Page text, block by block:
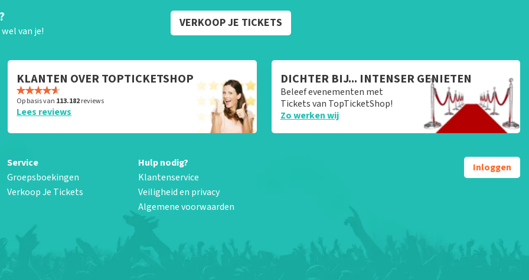
van je!
VERKOOP JE TICKETS
KLANTEN OVER TOPTICKETSHOP
Op basis van 113.182reviews
Lees reviews
DICHTER BIJ... INTENSER GENIETEN
Beleef evenementen met
Tickets van TopTicketShop!
Zo werken wij
Service
Groepsboekingen
Verkoop Je Tickets
Hulp nodig?
Klantenservice
Veiligheid en privacy
Algemene voorwaarden
Inloggen